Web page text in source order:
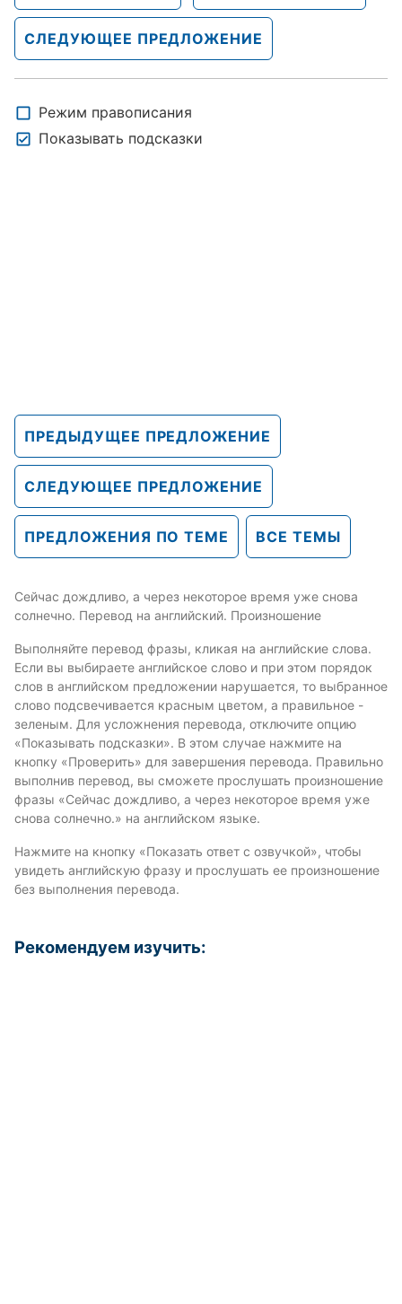
СЛЕДУЮЩЕЕ ПРЕДЛОЖЕНИЕ
Режим правописания
Показывать подсказки
ПРЕДЫДУЩЕЕ ПРЕДЛОЖЕНИЕ
СЛЕДУЮЩЕЕ ПРЕДЛОЖЕНИЕ
ПРЕДЛОЖЕНИЯ ПО ТЕМЕ ВСЕ ТЕМЫ
Сейчас дождливо, а через некоторое время уже снова
солнечно. Перевод на английский. Произношение
Выполняйте перевод фразы, кликая на английские слова.
Если вы выбираете английское слово и при этом порядок
слов в английском предложении нарушается, то выбранное
слово подсвечивается красным цветом, а правильное -
зеленым. Для усложнения перевода, отключите опцию
«Показывать подсказки». В этом случае нажмите на
кнопку «Проверить» для завершения перевода. Правильно
выполнив перевод, вы сможете прослушать произношение
фразы «Сейчас дождливо, а через некоторое время уже
снова солнечно.» на английском языке.
Нажмите на кнопку «Показать ответ с озвучкой», чтобы
увидеть английскую фразу и прослушать ее произношение
без выполнения перевода.
Рекомендуем изучить: